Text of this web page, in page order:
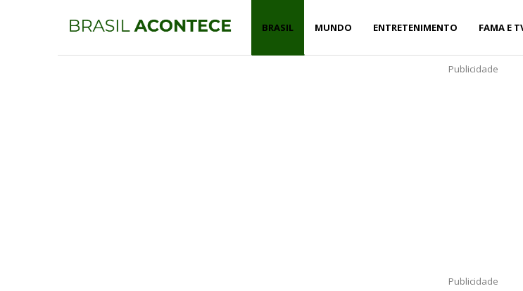
BRASIL MUNDO ENTRETENIMENTO FAMA E
Publicidade
Publicidade